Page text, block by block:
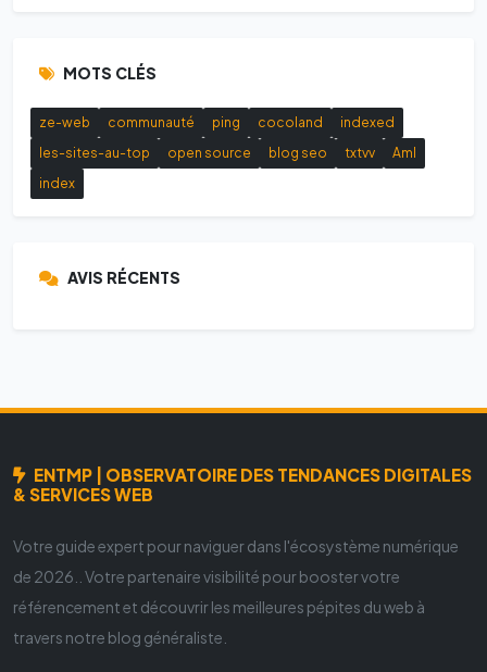
MOTS CLÉS
ze-web communauté ping cocoland
indexed
les-sites-au-top
open source blog seo txtvv
AmI
index
AVIS RÉCENTS
ENTMP | OBSERVATOIRE DES TENDANCES DIGITALES
& SERVICES WEB
Votre guide expert pour naviguer dans l'écosystème numérique
de 2026.. Votre partenaire visibilité pour booster votre
référencement et découvrir les meilleures pépites du web à
travers notre blog généraliste.